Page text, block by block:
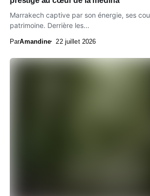
Marrakech captive par son énergie, ses
patrimoine. Derrière les...
ParAmandine 22 juillet 2026